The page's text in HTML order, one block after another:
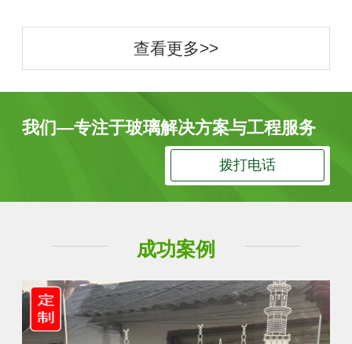
查看更多>>
我们—专注于玻璃解决方案与工程服务
拨打电话
成功案例